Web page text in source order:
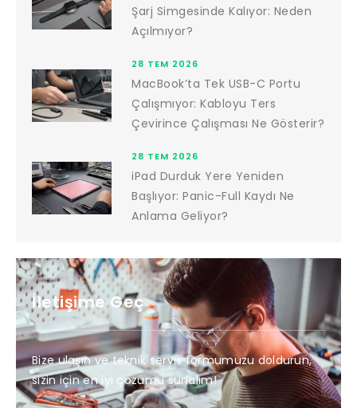
Şarj Simgesinde Kalıyor: Neden
Açılmıyor?
28 TEM 2026
MacBook’ta Tek USB-C Portu
Çalışmıyor: Kabloyu Ters
Çevirince Çalışması Ne Gösterir?
28 TEM 2026
iPad Durduk Yere Yeniden
Başlıyor: Panic-Full Kaydı Ne
Anlama Geliyor?
İletişime Geç
Bize ulaşın ve teknik servis formumuzu doldurun,
sizin için en iyi çözümü sunalım!